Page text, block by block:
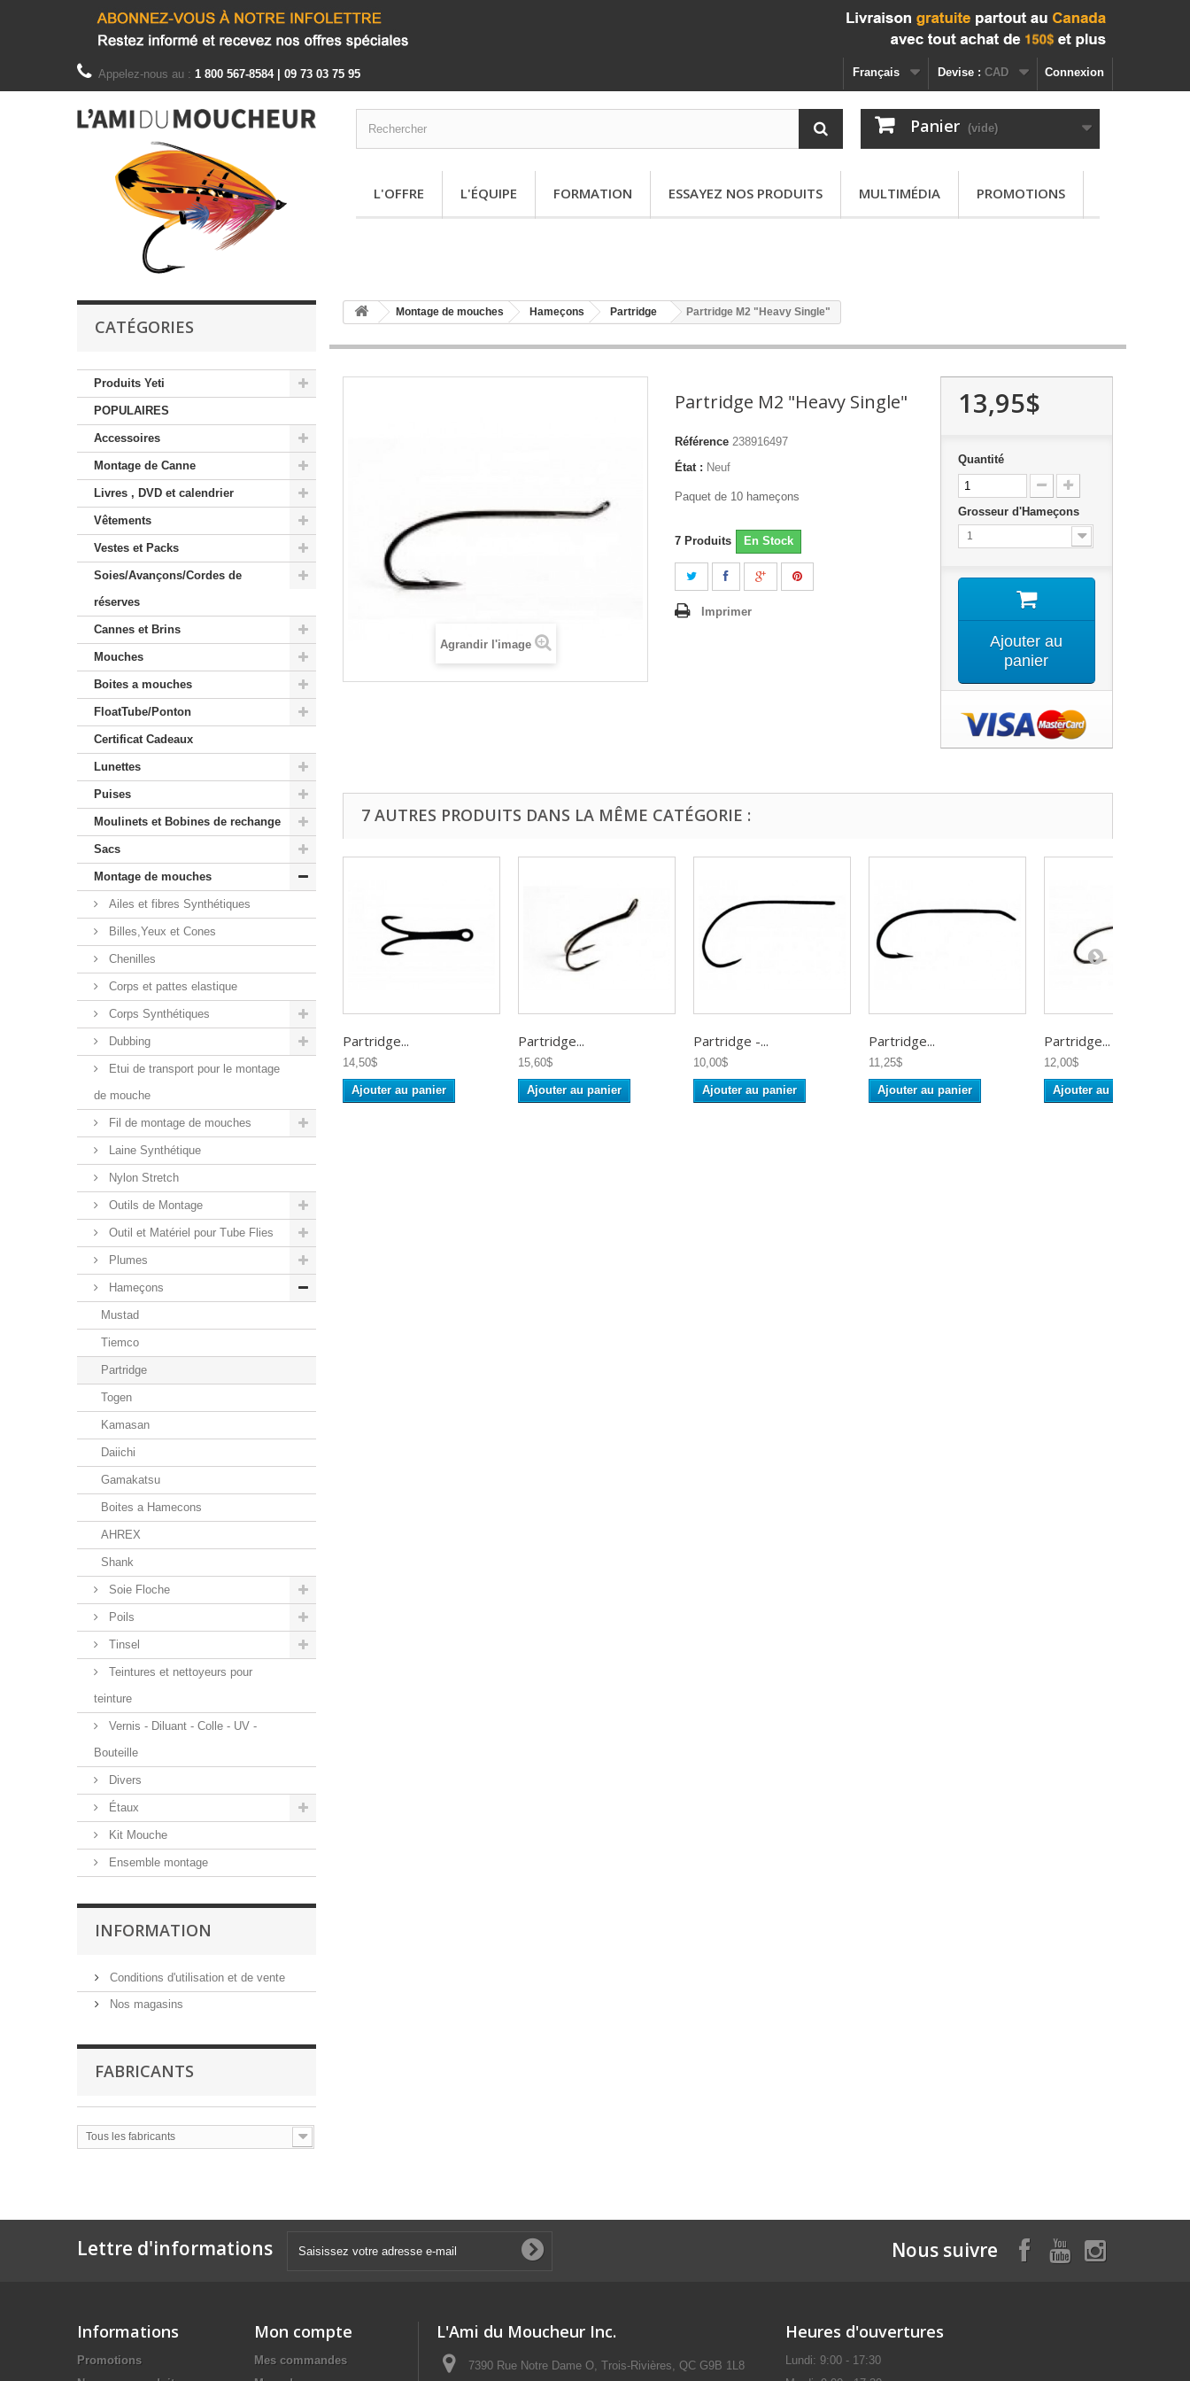
Connexion
Devise : CAD
Français
Appelez-nous au : 1 800 567-8584 | 09 73 03 75 95
Panier (vide)
L'OFFRE L'ÉQUIPE FORMATION ESSAYEZ NOS PRODUITS MULTIMÉDIA PROMOTIONS
CATÉGORIES
Produits Yeti
POPULAIRES
Accessoires
Montage de Canne
Livres , DVD et calendrier
Vêtements
Vestes et Packs
Soies/Avançons/Cordes de
réserves
Cannes et Brins
Mouches
Boites a mouches
FloatTube/Ponton
Certificat Cadeaux
Lunettes
Puises
Moulinets et Bobines de rechange
Sacs
Montage de mouches
Ailes et fibres Synthétiques
Billes,Yeux et Cones
Chenilles
Corps et pattes elastique
Corps Synthétiques
Dubbing
Etui de transport pour le montage
de mouche
Fil de montage de mouches
Laine Synthétique
Nylon Stretch
Outils de Montage
Outil et Matériel pour Tube Flies
Plumes
Hameçons
Mustad
Tiemco
Partridge
Togen
Kamasan
Daiichi
Gamakatsu
Boites a Hamecons
AHREX
Shank
Soie Floche
Poils
Tinsel
Teintures et nettoyeurs pour
teinture
Vernis - Diluant - Colle - UV -
Bouteille
Divers
Étaux
Kit Mouche
Ensemble montage
INFORMATION
Conditions d'utilisation et de vente
Nos magasins
FABRICANTS
Tous les fabricants
Montage de mouches Hameçons Partridge Partridge M2 "Heavy Single"
Agrandir l'image
Partridge M2 "Heavy Single"
Référence 238916497
État : Neuf
Paquet de 10 hameçons
7 Produits En Stock
Imprimer
13,95$
Quantité
Grosseur d'Hameçons
1
Ajouter au
panier
7 AUTRES PRODUITS DANS LA MÊME CATÉGORIE :
Partridge...
14,50$
Ajouter au panier
Partridge...
15,60$
Ajouter au panier
Partridge -...
10,00$
Ajouter au panier
Partridge...
11,25$
Ajouter au panier
Partridge...
12,00$
Ajouter au panier
Lettre d'informations Nous suivre
Informations
Promotions
Mon compte
Mes commandes
L'Ami du Moucheur Inc.
7390 Rue Notre Dame O, Trois-Rivières, QC G9B 1L8
Heures d'ouvertures
Lundi: 9:00 - 17:30